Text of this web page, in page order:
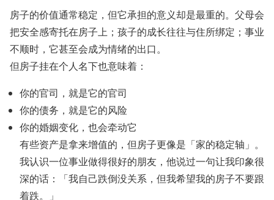
房子的价值通常稳定，但它承担的意义却是最重的。父母会
把安全感寄托在房子上；孩子的成长往往与住所绑定；事业
不顺时，它甚至会成为情绪的出口。
但房子挂在个人名下也意味着：
你的官司，就是它的官司
你的债务，就是它的风险
你的婚姻变化，也会牵动它
有些资产是拿来增值的，但房子更像是「家的稳定轴」。
我认识一位事业做得很好的朋友，他说过一句让我印象很
深的话：「我自己跌倒没关系，但我希望我的房子不要跟
着跌。」